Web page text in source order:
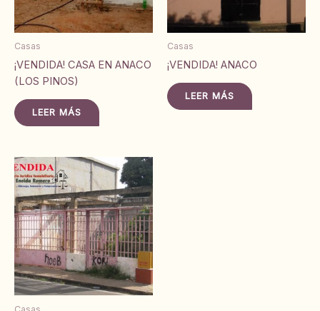
Casas
¡VENDIDA! CASA EN ANACO
(LOS PINOS)
LEER MÁS
Casas
¡VENDIDA! ANACO
LEER MÁS